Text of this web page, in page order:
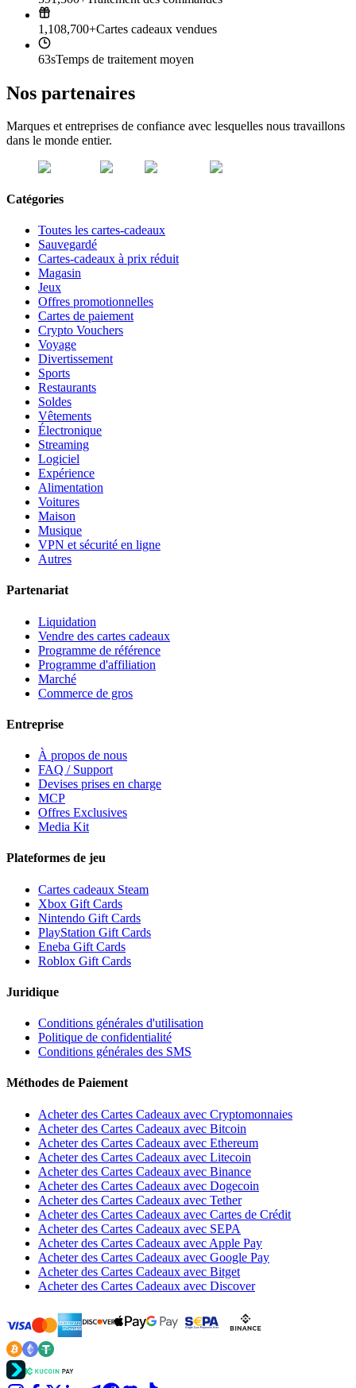
1,108,700+Cartes cadeaux vendues
63sTemps de traitement moyen
Nos partenaires
Marques et entreprises de confiance avec lesquelles nous travaillons
dans le monde entier.
Catégories
Toutes les cartes-cadeaux
Sauvegardé
Cartes-cadeaux à prix réduit
Magasin
Jeux
Offres promotionnelles
Cartes de paiement
Crypto Vouchers
Voyage
Divertissement
Sports
Restaurants
Soldes
Vêtements
Électronique
Streaming
Logiciel
Expérience
Alimentation
Voitures
Maison
Musique
VPN et sécurité en ligne
Autres
Partenariat
Liquidation
Vendre des cartes cadeaux
Programme de référence
Programme d'affiliation
Marché
Commerce de gros
Entreprise
À propos de nous
FAQ / Support
Devises prises en charge
MCP
Offres Exclusives
Media Kit
Plateformes de jeu
Cartes cadeaux Steam
Xbox Gift Cards
Nintendo Gift Cards
PlayStation Gift Cards
Eneba Gift Cards
Roblox Gift Cards
Juridique
Conditions générales d'utilisation
Politique de confidentialité
Conditions générales des SMS
Méthodes de Paiement
Acheter des Cartes Cadeaux avec Cryptomonnaies
Acheter des Cartes Cadeaux avec Bitcoin
Acheter des Cartes Cadeaux avec Ethereum
Acheter des Cartes Cadeaux avec Litecoin
Acheter des Cartes Cadeaux avec Binance
Acheter des Cartes Cadeaux avec Dogecoin
Acheter des Cartes Cadeaux avec Tether
Acheter des Cartes Cadeaux avec Cartes de Crédit
Acheter des Cartes Cadeaux avec SEPA
Acheter des Cartes Cadeaux avec Apple Pay
Acheter des Cartes Cadeaux avec Google Pay
Acheter des Cartes Cadeaux avec Bitget
Acheter des Cartes Cadeaux avec Discover